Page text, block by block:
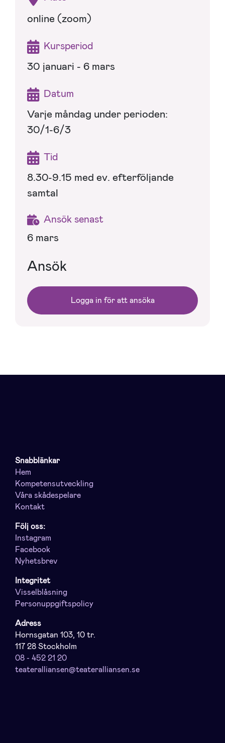
online (zoom)
Kursperiod
30 januari - 6 mars
Datum
Varje måndag under perioden:
30/1-6/3
Tid
8.30-9.15 med ev. efterföljande
samtal
Ansök senast
6 mars
Ansök
Logga in för att ansöka
Snabblänkar
Hem
Kompetensutveckling
Våra skådespelare
Kontakt
Följ oss:
Instagram
Facebook
Nyhetsbrev
Integritet
Visselblåsning
Personuppgiftspolicy
Adress
Hornsgatan 103, 10 tr.
117 28 Stockholm
08 - 452 21 20
teateralliansen@teateralliansen.se